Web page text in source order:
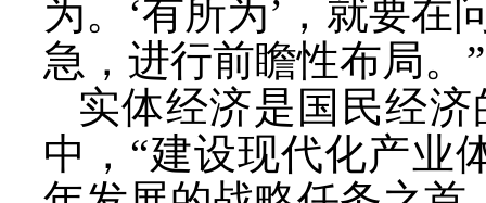
为。‘有所为’，就要
急，进行前瞻性布局。”
实体经济是国民经
中，“建设现代化产业